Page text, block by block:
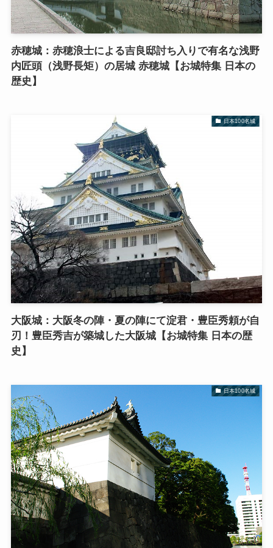
赤穂城：赤穂浪士による吉良邸討ち入りで有名な浅野
内匠頭（浅野長矩）の居城 赤穂城【お城特集 日本の
歴史】
日本100名城
大阪城：大阪冬の陣・夏の陣にて淀君・豊臣秀頼が自
刃！豊臣秀吉が築城した大阪城【お城特集 日本の歴
史】
日本100名城